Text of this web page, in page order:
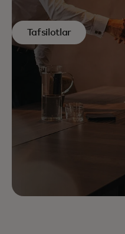
Tafsilotlar